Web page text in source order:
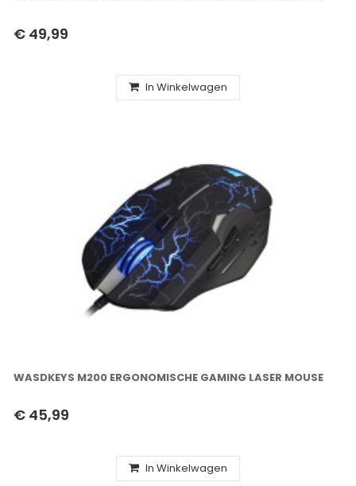
€ 49,99
In Winkelwagen
WASDKEYS M200 ERGONOMISCHE GAMING LASER MOUSE
€ 45,99
In Winkelwagen